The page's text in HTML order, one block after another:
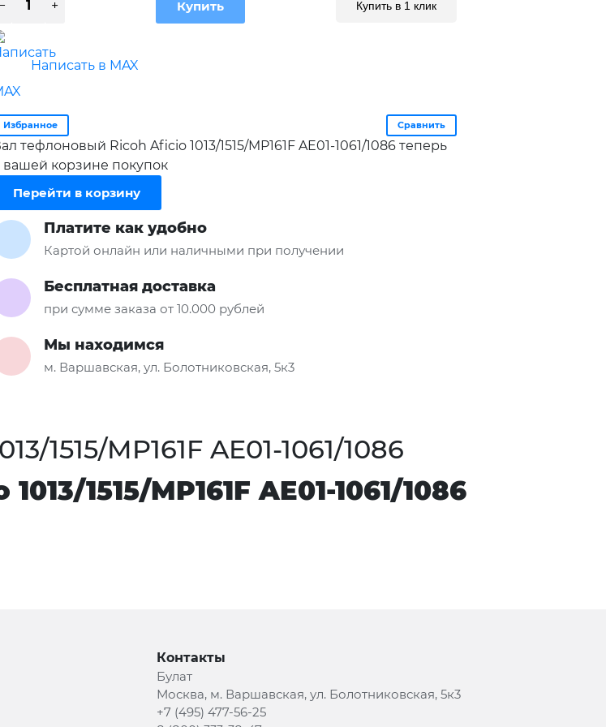
Купить в 1 клик
Написать в MAX
Избранное Сравнить
тефлоновый Ricoh Aficio 1013/1515/MP161F AE01-1061/1086 теперь
вашей корзине покупок
Перейти в корзину
Платите как удобно
Картой онлайн или наличными при получении
Бесплатная доставка
при сумме заказа от 10.000 рублей
Мы находимся
м. Варшавская, ул. Болотниковская, 5к3
1515/MP161F AE01-1061/1086
1515/MP161F AE01-1061/1086
Контакты
Булат
Москва, м. Варшавская, ул. Болотниковская, 5к3
+7 (495) 477-56-25